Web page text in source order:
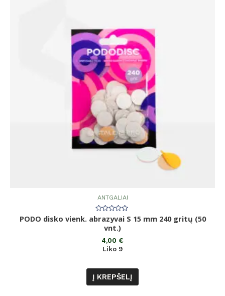
ANTGALIAI
Įvertinimas:
0
PODO disko vienk. abrazyvai S 15 mm 240 gritų (50
vnt.)
4,00 €
Liko 9
Į KREPŠELĮ